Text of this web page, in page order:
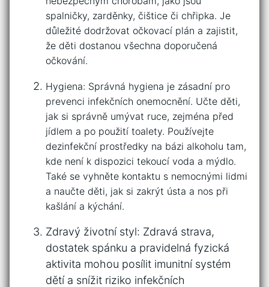
spalničky, zarděnky, čištice ​či chřipka. ⁢Je
⁣důležité ‍dodržovat očkovací plán a zajistit,
že děti dostanou všechna doporučená​
očkování.
Hygiena: Správná hygiena je zásadní pro
prevenci infekčních onemocnění. Učte děti,
jak ​si správně umývat ruce, ⁣zejména před
jídlem a po použití toalety. Používejte
dezinfekční prostředky na⁣ bázi alkoholu​ tam,
kde není k dispozici tekoucí voda a ​mýdlo.
Také se vyhněte kontaktu s nemocnými lidmi
a ‌naučte děti, ‌jak si‍ zakrýt ústa⁤ a⁢ nos při
kašlání a kýchání.
Zdravý životní styl: Zdravá strava,
dostatek spánku a pravidelná⁤ fyzická⁢
aktivita mohou​ posílit imunitní systém⁤
dětí a​ snížit riziko ⁢infekčních